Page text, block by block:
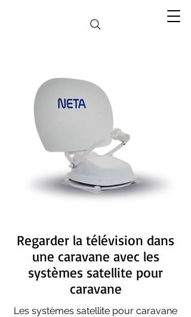
Regarder la télévision dans
une caravane avec les
systèmes satellite pour
caravane
Les systèmes satellite pour caravane